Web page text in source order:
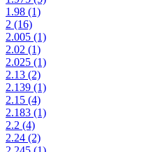
1.98 (1)
2 (16)
2.005 (1)
2.02 (1)
2.025 (1)
2.13 (2)
2.139 (1)
2.15 (4)
2.183 (1)
2.2 (4)
2.24 (2)